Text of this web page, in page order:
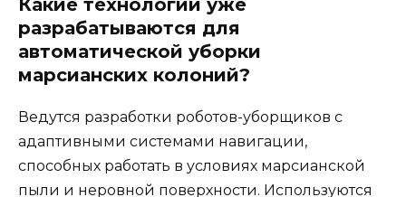
Какие технологии уже
разрабатываются для
автоматической уборки
марсианских колоний?
Ведутся разработки роботов-уборщиков с
адаптивными системами навигации,
способных работать в условиях марсианской
пыли и неровной поверхности. Используются